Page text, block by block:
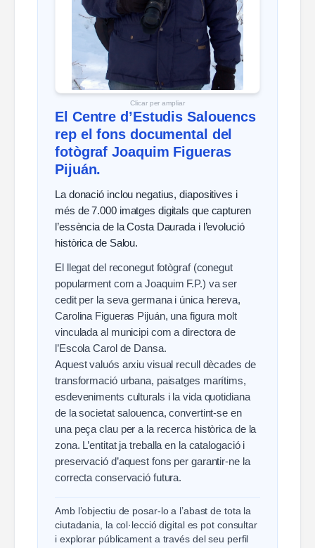
Clicar per ampliar
El Centre d’Estudis Salouencs
rep el fons documental del
fotògraf Joaquim Figueras
Pijuán.
La donació inclou negatius, diapositives i
més de 7.000 imatges digitals que capturen
l’essència de la Costa Daurada i l’evolució
històrica de Salou.
El llegat del reconegut fotògraf (conegut
popularment com a Joaquim F.P.) va ser
cedit per la seva germana i única hereva,
Carolina Figueras Pijuán, una figura molt
vinculada al municipi com a directora de
l’Escola Carol de Dansa.
Aquest valuós arxiu visual recull dècades de
transformació urbana, paisatges marítims,
esdeveniments culturals i la vida quotidiana
de la societat salouenca, convertint-se en
una peça clau per a la recerca històrica de la
zona. L’entitat ja treballa en la catalogació i
preservació d’aquest fons per garantir-ne la
correcta conservació futura.
Amb l’objectiu de posar-lo a l’abast de tota la
ciutadania, la col·lecció digital es pot consultar
i explorar públicament a través del seu perfil